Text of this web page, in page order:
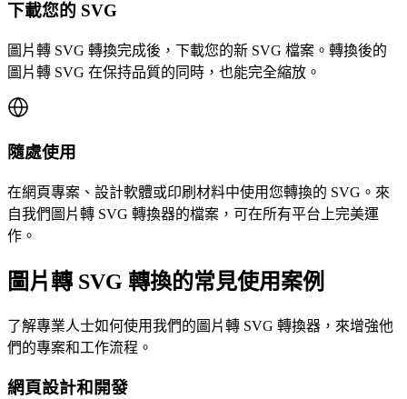
下載您的 SVG
圖片轉 SVG 轉換完成後，下載您的新 SVG 檔案。轉換後的
圖片轉 SVG 在保持品質的同時，也能完全縮放。
隨處使用
在網頁專案、設計軟體或印刷材料中使用您轉換的 SVG。來
自我們圖片轉 SVG 轉換器的檔案，可在所有平台上完美運
作。
圖片轉 SVG 轉換的常見使用案例
了解專業人士如何使用我們的圖片轉 SVG 轉換器，來增強他
們的專案和工作流程。
網頁設計和開發